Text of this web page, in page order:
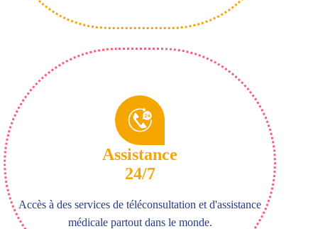
Assistance
24/7
Accès à des services de téléconsultation et d'assistance
médicale partout dans le monde.